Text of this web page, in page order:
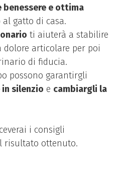
benessere e ottima
al gatto di casa.
ti aiuterà a stabilire
articolare per poi
di fiducia.
possono garantirgli
silenzio e cambiargli la
i consigli
risultato ottenuto.